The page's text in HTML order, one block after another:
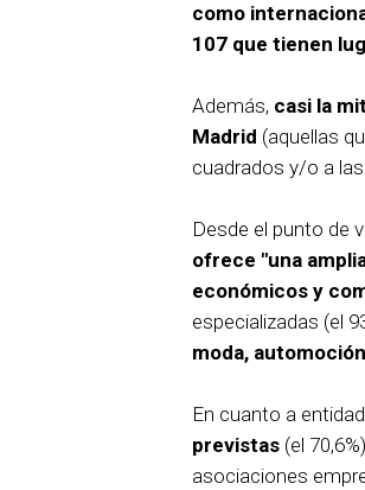
como
107 que tienen
Además, casi la
Madrid (aquellas
cuadrados y/o a
Desde el punto de
ofrece "una
económicos y
especializadas (el
moda,
En cuanto a
previstas (el
asociaciones